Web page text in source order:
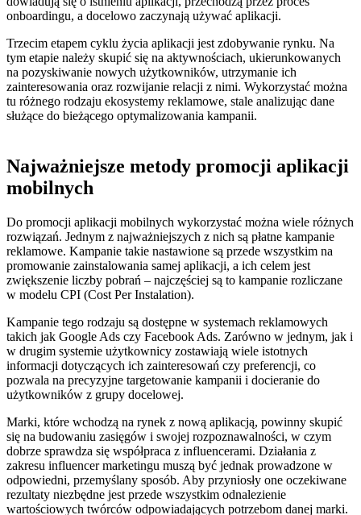
onboardingu, a docelowo zaczynają używać aplikacji.
Trzecim etapem cyklu życia aplikacji jest zdobywanie rynku. Na
tym etapie należy skupić się na aktywnościach, ukierunkowanych
na pozyskiwanie nowych użytkowników, utrzymanie ich
zainteresowania oraz rozwijanie relacji z nimi. Wykorzystać można
tu różnego rodzaju ekosystemy reklamowe, stale analizując dane
służące do bieżącego optymalizowania kampanii.
Najważniejsze metody promocji aplikacji
mobilnych
Do promocji aplikacji mobilnych wykorzystać można wiele różnych
rozwiązań. Jednym z najważniejszych z nich są płatne kampanie
reklamowe. Kampanie takie nastawione są przede wszystkim na
promowanie zainstalowania samej aplikacji, a ich celem jest
zwiększenie liczby pobrań – najczęściej są to kampanie rozliczane
w modelu CPI (Cost Per Instalation).
Kampanie tego rodzaju są dostępne w systemach reklamowych
takich jak Google Ads czy Facebook Ads. Zarówno w jednym, jak i
w drugim systemie użytkownicy zostawiają wiele istotnych
informacji dotyczących ich zainteresowań czy preferencji, co
pozwala na precyzyjne targetowanie kampanii i docieranie do
użytkowników z grupy docelowej.
Marki, które wchodzą na rynek z nową aplikacją, powinny skupić
się na budowaniu zasięgów i swojej rozpoznawalności, w czym
dobrze sprawdza się współpraca z influencerami. Działania z
zakresu influencer marketingu muszą być jednak prowadzone w
odpowiedni, przemyślany sposób. Aby przyniosły one oczekiwane
rezultaty niezbędne jest przede wszystkim odnalezienie
wartościowych twórców odpowiadających potrzebom danej marki.